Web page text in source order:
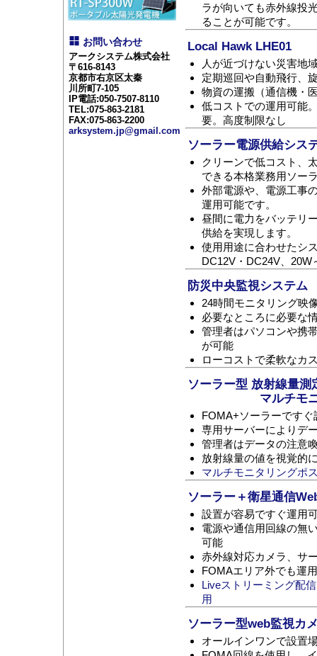
お問い合わせ
アークシステム株式会社
〒616-8143
京都市右京区太秦
川所町7-105
IP電話:050-7507-8110
TEL:075-863-2181
FAX:075-863-2200
arksystem.jp@gmail.com
ラが向いても赤外線投
ることが可能です。
Local Hawk LHE01
人が近づけない災害地
定期巡回や自動飛行、
物資の運搬（通信機・
低コストでの運用可能
要。高度制限なし
ソーラー電源供給シス
クリーンで低コスト、
できる本格業務用ソー
外部電源や、電源工事
運用可能です。
昼間に電力をバッテリ
供給を実現します。
使用用途に合わせたシ
DC12V・DC24V、20W
防災中央監視システム
24時間モニタリング映
必要なところに必要な
管理者はパソコンや携
が可能
ローコストで柔軟なカ
ソーラー型 放射線量測
マルチモニタリ
FOMA+ソーラーです
専用サーバーによりデ
管理者はデータの注意
放射線量の値を視覚的
マルチモニタリングポ
ソーラー＋衛星通信
設置が容易ですぐ運用
電源や通信用回線の無
可能
赤外線対応カメラ、サ
FOMAエリア外でも運
Liveストリーミング配
用
ソーラー型web監視カ
オールインワンで設置